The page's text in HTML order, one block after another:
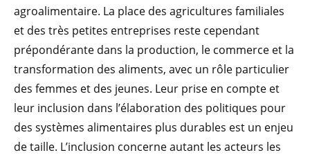
agroalimentaire. La place des agricultures familiales
et des très petites entreprises reste cependant
prépondérante dans la production, le commerce et la
transformation des aliments, avec un rôle particulier
des femmes et des jeunes. Leur prise en compte et
leur inclusion dans l’élaboration des politiques pour
des systèmes alimentaires plus durables est un enjeu
de taille. L’inclusion concerne autant les acteurs les